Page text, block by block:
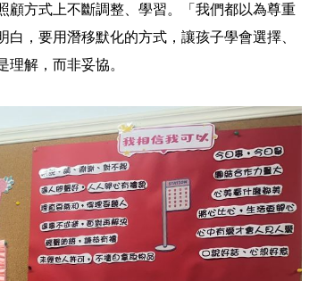
顧方式上不斷調整、學習。「我們都以為尊重
，要用潛移默化的方式，讓孩子學會選擇、
解，而非妥協。